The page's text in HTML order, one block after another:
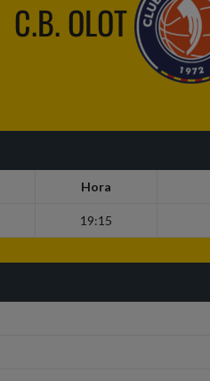
C.B. OLOT
Hora
19:15